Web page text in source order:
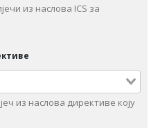
из наслова ICS за
из наслова директиве коју